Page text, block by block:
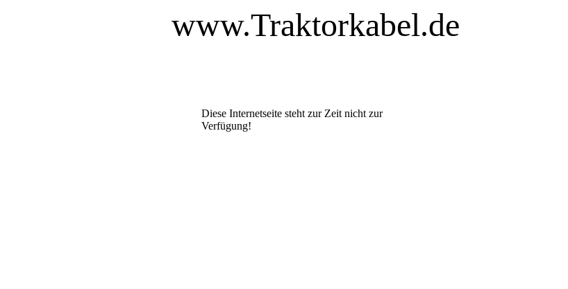
www.Traktorkabel.de
Diese Internetseite steht zur Zeit nicht zur
Verfügung!